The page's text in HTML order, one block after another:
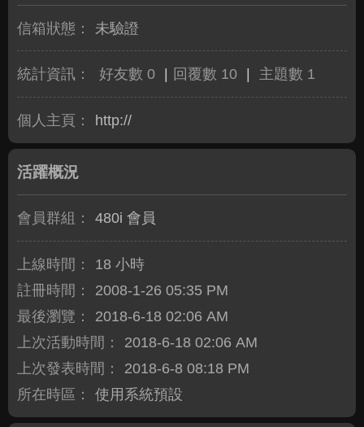
信箱狀態： 未驗證
統計資訊： 好友數 0 回覆數 10 主題數 1
個人主頁： http://
活躍概況
會員群組： 480i 會員
上線時間：
18 小時
註冊時間：
2008-1-26 05:35 PM
最後瀏覽：
2018-6-18 02:06 AM
上次活動時間：
2018-6-18 02:06 AM
上次發表時間：
2018-6-8 08:18 PM
所在時區：
使用系統預設